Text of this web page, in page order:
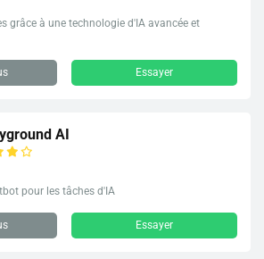
grâce à une technologie d'IA avancée et
Essayer
AI
pour les tâches d'IA
Essayer